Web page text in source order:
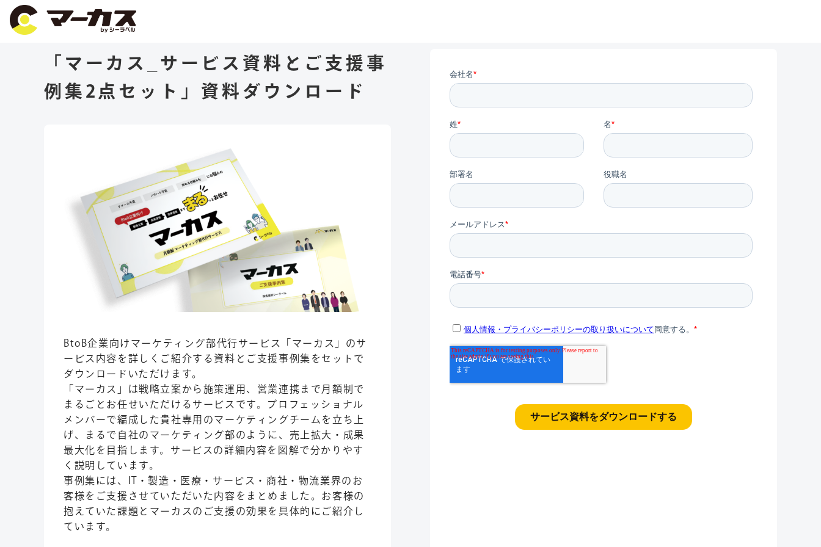
「マーカス_サービス資料とご支援事
例集2点セット」資料ダウンロード
BtoB企業向けマーケティング部代行サービス「マーカス」のサ
ービス内容を詳しくご紹介する資料とご支援事例集をセットで
ダウンロードいただけます。
「マーカス」は戦略立案から施策運用、営業連携まで月額制で
まるごとお任せいただけるサービスです。プロフェッショナル
メンバーで編成した貴社専用のマーケティングチームを立ち上
げ、まるで自社のマーケティング部のように、売上拡大・成果
最大化を目指します。サービスの詳細内容を図解で分かりやす
く説明しています。
事例集には、IT・製造・医療・サービス・商社・物流業界のお
客様をご支援させていただいた内容をまとめました。お客様の
抱えていた課題とマーカスのご支援の効果を具体的にご紹介し
ています。